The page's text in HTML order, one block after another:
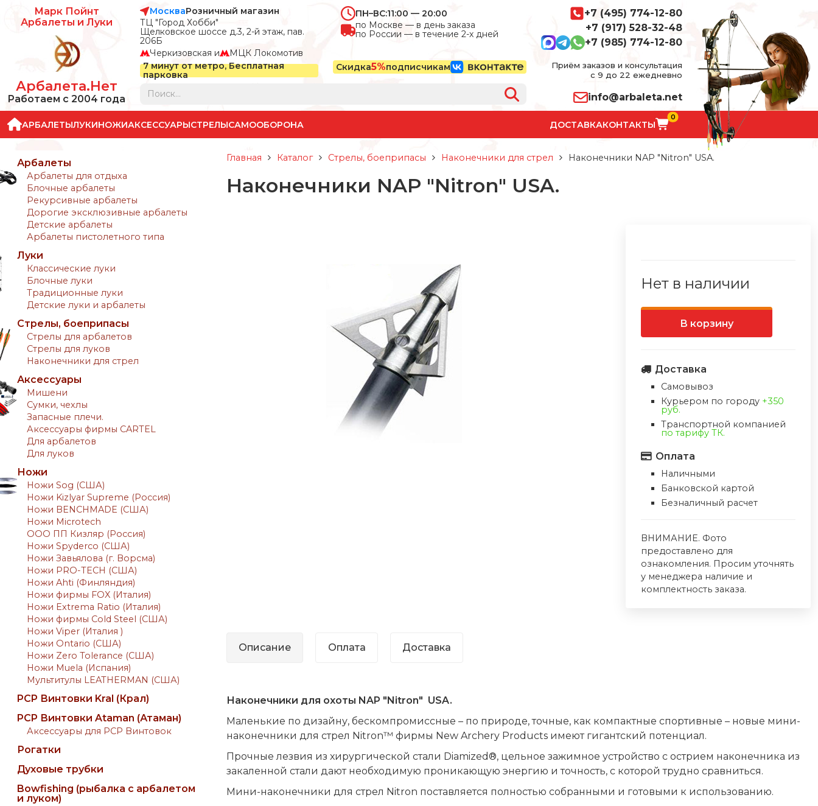
Марк Пойнт
Арбалеты и Луки
Арбалета.Нет
Работаем с 2004 года
МоскваРозничный магазин
ТЦ "Город Хобби"
Щелковское шоссе д.3, 2-й этаж, пав.
206Б
Черкизовская и
МЦК Локомотив
ПН–ВС:11:00 — 20:00
по Москве — в день заказа
по России — в течение 2-х дней
7 минут от метро, Бесплатная
парковка
Скидка5%подписчикам
+7 (495) 774-12-80
+7 (917) 528-32-48
+7 (985) 774-12-80
Приём заказов и консультация
с 9 до 22 ежедневно
info@arbaleta.net
АРБАЛЕТЫЛУКИНОЖИАКСЕССУАРЫСТРЕЛЫСАМООБОРОНА ДОСТАВКАКОНТАКТЫ
0
Арбалеты
Арбалеты для отдыха
Блочные арбалеты
Рекурсивные арбалеты
Дорогие эксклюзивные арбалеты
Детские арбалеты
Арбалеты пистолетного типа
Луки
Классические луки
Блочные луки
Традиционные луки
Детские луки и арбалеты
Стрелы, боеприпасы
Стрелы для арбалетов
Стрелы для луков
Наконечники для стрел
Аксессуары
Мишени
Сумки, чехлы
Запасные плечи.
Аксессуары фирмы CARTEL
Для арбалетов
Для луков
Ножи
Ножи Sog (США)
Ножи Kizlyar Supreme (Россия)
Ножи BENCHMADE (США)
Ножи Microtech
ООО ПП Кизляр (Россия)
Ножи Spyderco (США)
Ножи Завьялова (г. Ворсма)
Ножи PRO-TECH (США)
Ножи Ahti (Финляндия)
Ножи фирмы FOX (Италия)
Ножи Extrema Ratio (Италия)
Ножи фирмы Cold Steel (США)
Ножи Viper (Италия )
Ножи Ontario (США)
Ножи Zero Tolerance (США)
Ножи Muela (Испания)
Мультитулы LEATHERMAN (США)
PCP Винтовки Kral (Крал)
PCP Винтовки Ataman (Атаман)
Аксессуары для PCP Винтовок
Рогатки
Духовые трубки
Bowfishing (рыбалка с арбалетом
и луком)
Главная Каталог Стрелы, боеприпасы Наконечники для стрел Наконечники NAP "Nitron" USA.
Наконечники NAP "Nitron" USA.
Нет в наличии
В корзину
Доставка
Самовывоз
Курьером по городу +350
руб.
Транспортной компанией
по тарифу ТК.
Оплата
Наличными
Банковской картой
Безналичный расчет
ВНИМАНИЕ. Фото
предоставлено для
ознакомления. Просим уточнять
у менеджера наличие и
комплектность заказа.
Описание Оплата Доставка
Наконечники для охоты NAP "Nitron" USA.
Маленькие по дизайну, бескомпромиссные – по природе, точные, как компактные спортивные – новые мини-
наконечники для стрел Nitron™ фирмы New Archery Products имеют гигантский потенциал.
Прочные лезвия из хирургической стали Diamized®, цельное зажимное устройство с острием наконечника из
закаленной стали дают необходимую проникающую энергию и точность, с которой трудно сравниться.
Мини-наконечники для стрел Nitron поставляется полностью собранными и готовыми к использованию.